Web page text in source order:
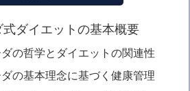
ダイエットの基本概要
の哲学とダイエットの関連性
の基本理念に基づく健康管理